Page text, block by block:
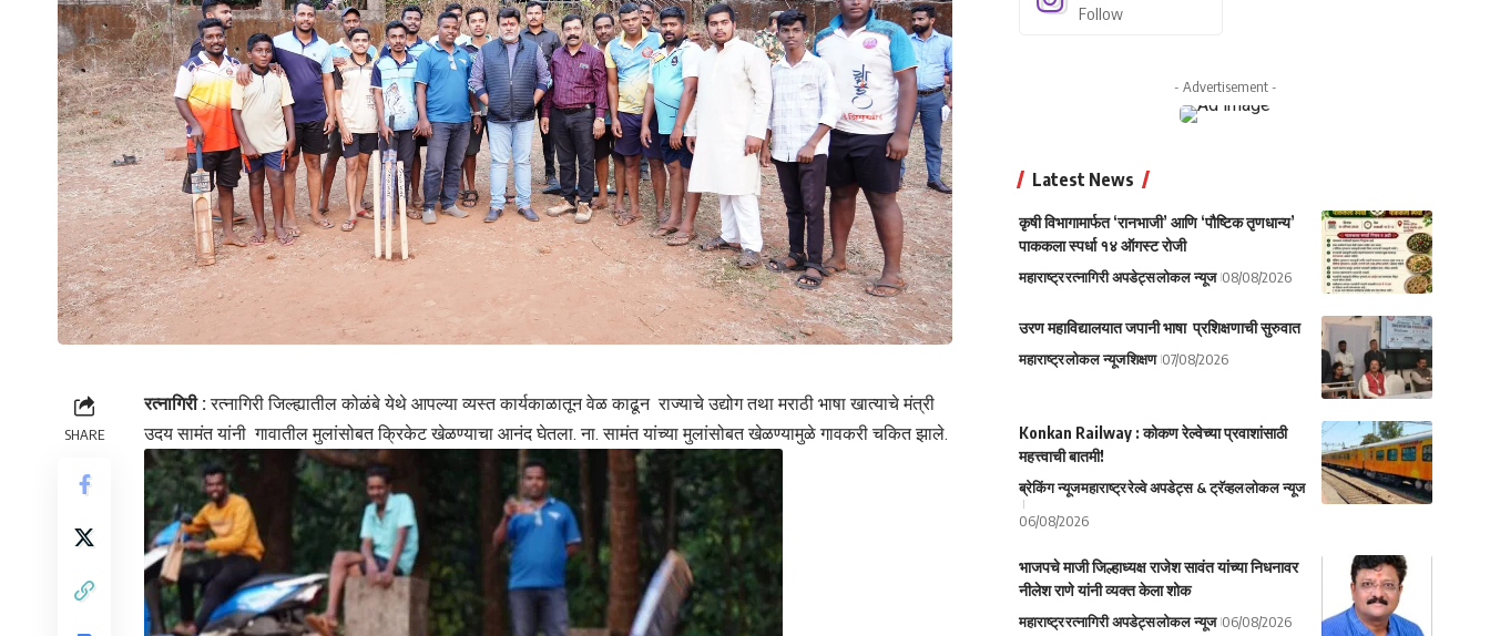
SHARE
रत्नागिरी :रत्नागिरी जिल्ह्यातील कोळंबे येथे आपल्या व्यस्त कार्यकाळातून वेळ काढून राज्याचे उद्योग तथा मराठी भाषा खात्याचे मंत्री
उदय सामंत यांनी गावातील मुलांसोबत क्रिकेट खेळण्याचा आनंद घेतला. ना. सामंत यांच्या मुलांसोबत खेळण्यामुळे गावकरी चकित झाले.
Follow
- Advertisement -
Latest News
कृषी विभागामार्फत ‘रानभाजी’ आणि ‘पौष्टिक तृणधान्य’
पाककला स्पर्धा १४ ऑगस्ट रोजी
महाराष्ट्ररत्नागिरी अपडेट्सलोकल न्यूज 08/08/2026
उरण महाविद्यालयात जपानी भाषा प्रशिक्षणाची सुरुवात
महाराष्ट्रलोकल न्यूजशिक्षण 07/08/2026
Konkan Railway : कोकण रेल्वेच्या प्रवाशांसाठी
महत्त्वाची बातमी!
ब्रेकिंग न्यूजमहाराष्ट्ररेल्वे अपडेट्स & ट्रॅव्हललोकल न्यूज
06/08/2026
भाजपचे माजी जिल्हाध्यक्ष राजेश सावंत यांच्या निधनावर
नीलेश राणे यांनी व्यक्त केला शोक
महाराष्ट्ररत्नागिरी अपडेट्सलोकल न्यूज 06/08/2026